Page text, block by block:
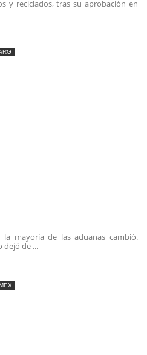
y reciclados, tras su aprobación en
mayoría de las aduanas cambió.
dejó de ...